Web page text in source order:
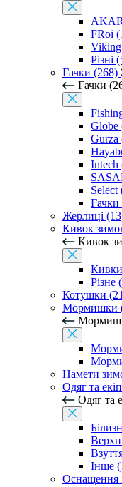
FRoi
Різні
Гачки (268)
Гачки
Globe
Gurza
Intech
Select
Гачки
Жерлиці
Кивок
Кивок
Різне
Котушки
Мормишки
Намети
Одяг та
Одяг та
Інше
Оснащення